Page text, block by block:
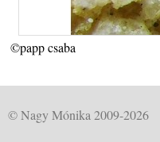
©papp csaba
© Nagy Mónika 2009-2026